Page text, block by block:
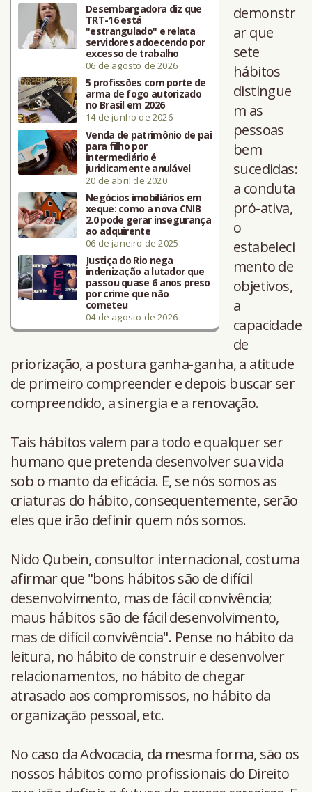
Desembargadora diz que
TRT-16 está
"estrangulado" e relata
servidores adoecendo por
excesso de trabalho
06 de agosto de 2026
5 profissões com porte de
arma de fogo autorizado
no Brasil em 2026
14 de junho de 2026
Venda de patrimônio de pai
para filho por
intermediário é
juridicamente anulável
20 de abril de 2020
Negócios imobiliários em
xeque: como a nova CNIB
2.0 pode gerar insegurança
ao adquirente
06 de janeiro de 2025
Justiça do Rio nega
indenização a lutador que
passou quase 6 anos preso
por crime que não
cometeu
04 de agosto de 2026
demonstr
ar que
sete
hábitos
distingue
m as
pessoas
bem
sucedidas:
a conduta
pró-ativa,
o
estabeleci
mento de
objetivos,
a
capacidade
de
priorização, a postura ganha-ganha, a atitude
de primeiro compreender e depois buscar ser
compreendido, a sinergia e a renovação.
Tais hábitos valem para todo e qualquer ser
humano que pretenda desenvolver sua vida
sob o manto da eficácia. E, se nós somos as
criaturas do hábito, consequentemente, serão
eles que irão definir quem nós somos.
Nido Qubein, consultor internacional, costuma
afirmar que "bons hábitos são de difícil
desenvolvimento, mas de fácil convivência;
maus hábitos são de fácil desenvolvimento,
mas de difícil convivência". Pense no hábito da
leitura, no hábito de construir e desenvolver
relacionamentos, no hábito de chegar
atrasado aos compromissos, no hábito da
organização pessoal, etc.
No caso da Advocacia, da mesma forma, são os
nossos hábitos como profissionais do Direito